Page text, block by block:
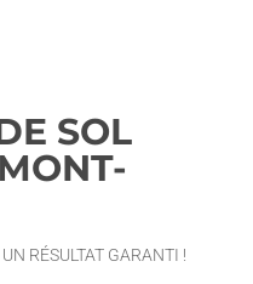
SOL
RÉSULTAT GARANTI !